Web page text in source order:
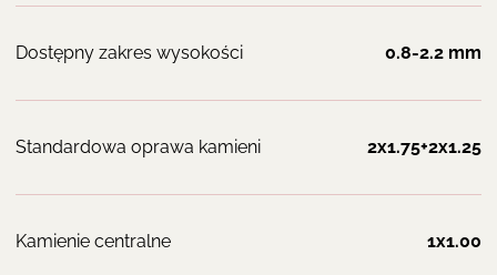
Dostępny zakres wysokości 0.8-2.2 mm
Standardowa oprawa kamieni 2x1.75+2x1.25
Kamienie centralne 1x1.00